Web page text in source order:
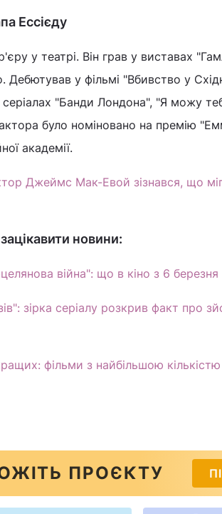
Ессієду
у театрі. Він грав у виставах
Дебютував у фільмі "Вбивство у
серіалах "Банди Лондона", "Я можу
було номіновано на премію
академії.​
Джеймс Мак-Ево​​​​​й зізнався, що
новини:
війна": що в кіно з 6 березня
зірка серіалу розкрив факт про
фільми з найбільшою
ПРОЄКТУ